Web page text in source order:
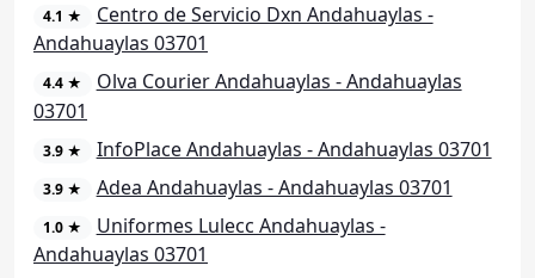
4.1 ★
Centro de Servicio Dxn Andahuaylas -
Andahuaylas 03701
4.4 ★
Olva Courier Andahuaylas - Andahuaylas
03701
3.9 ★ InfoPlace Andahuaylas - Andahuaylas 03701
3.9 ★ Adea Andahuaylas - Andahuaylas 03701
1.0 ★
Uniformes Lulecc Andahuaylas -
Andahuaylas 03701